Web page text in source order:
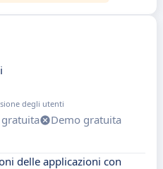
degli utenti
Demo gratuita
delle applicazioni con